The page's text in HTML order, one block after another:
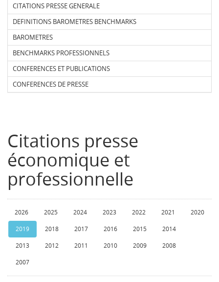
CITATIONS PRESSE GENERALE
DEFINITIONS BAROMETRES BENCHMARKS
BAROMETRES
BENCHMARKS PROFESSIONNELS
CONFERENCES ET PUBLICATIONS
CONFERENCES DE PRESSE
Citations presse
économique et
professionnelle
2026 2025 2024 2023 2022 2021 2020
2019 2018 2017 2016 2015 2014
2013 2012 2011 2010 2009 2008
2007